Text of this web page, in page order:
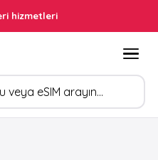
hizmetleri